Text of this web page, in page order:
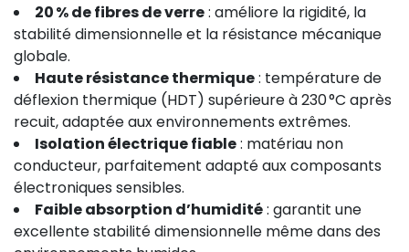
20 % de fibres de verre: améliore la rigidité, la
stabilité dimensionnelle et la résistance mécanique
globale.
Haute résistance thermique: température de
déflexion thermique (HDT) supérieure à 230 °C après
recuit, adaptée aux environnements extrêmes.
Isolation électrique fiable: matériau non
conducteur, parfaitement adapté aux composants
électroniques sensibles.
Faible absorption d’humidité: garantit une
excellente stabilité dimensionnelle même dans des